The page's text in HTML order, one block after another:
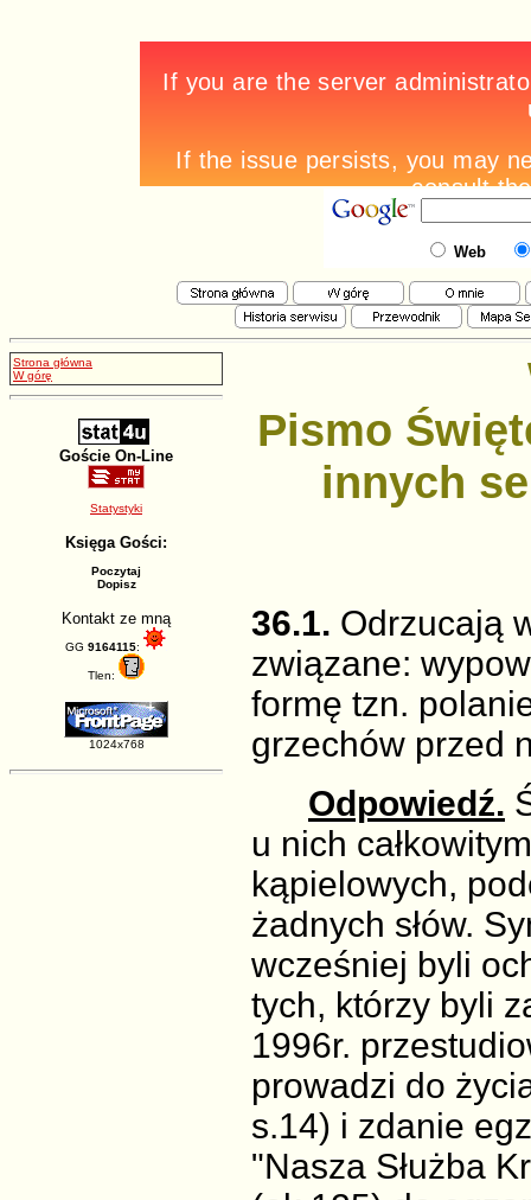
Web
Strona główna
W górę
Goście On-Line
Statystyki
Księga Gości:
Poczytaj
Dopisz
Kontakt ze mną
GG 9164115:
Tlen:
1024x768
Pismo
innych
36.1. Odrzucają
związane:
formę tzn.
grzechów przed
Odpowiedź.
u nich
kąpielowych,
żadnych słów.
wcześniej byli
tych, którzy byli
1996r.
prowadzi do
s.14) i zdanie
"Nasza Służba